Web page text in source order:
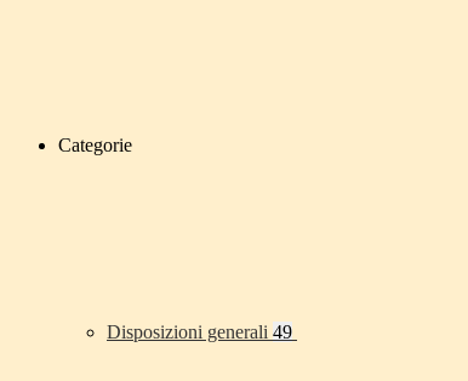
Categorie
Disposizioni generali 49